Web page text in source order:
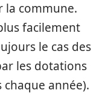
la commune.
facilement
le cas des
les dotations
année).